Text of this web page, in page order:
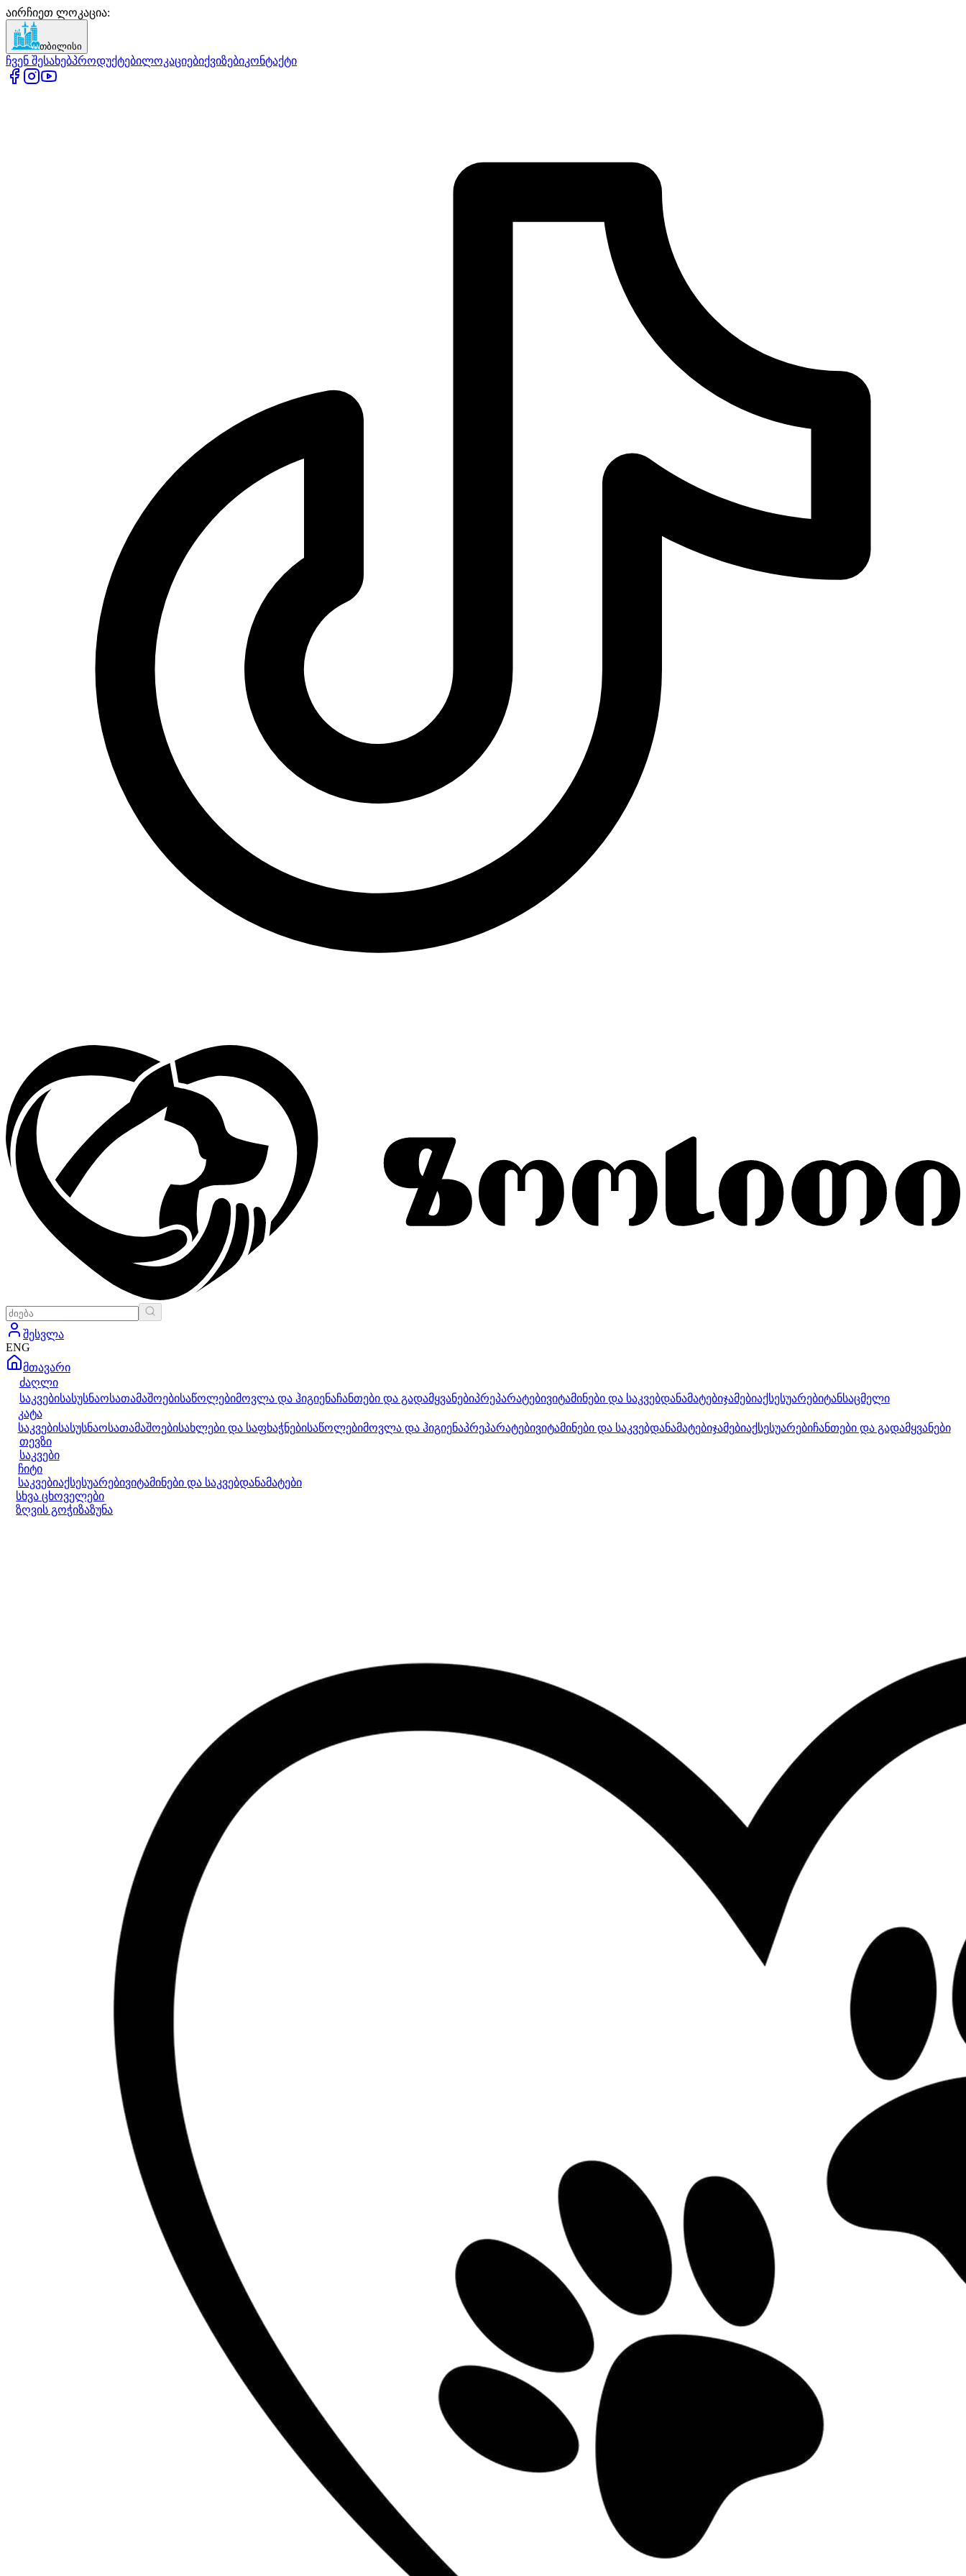
აირჩიეთ ლოკაცია:
თბილისი
ჩვენ შესახებპროდუქტებილოკაციებიქვიზებიკონტაქტი
შესვლა
ENG
მთავარი
ძაღლი
საკვებისასუსნაოსათამაშოებისაწოლებიმოვლა და ჰიგიენაჩანთები და გადამყვანებიპრეპარატებივიტამინები და საკვებდანამატებიჯამებიაქსესუარებიტანსაცმელი
კატა
საკვებისასუსნაოსათამაშოებისახლები და საფხაჭნებისაწოლებიმოვლა და ჰიგიენაპრეპარატებივიტამინები და საკვებდანამატებიჯამებიაქსესუარებიჩანთები და გადამყვანები
თევზი
საკვები
ჩიტი
საკვებიაქსესუარებივიტამინები და საკვებდანამატები
სხვა ცხოველები
ზღვის გოჭიზაზუნა